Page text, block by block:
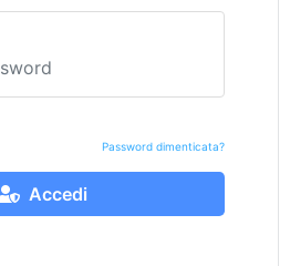
Password dimenticata?
Accedi